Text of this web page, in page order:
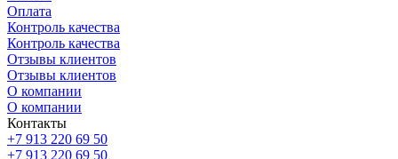
Оплата
Контроль качества
Контроль качества
Отзывы клиентов
Отзывы клиентов
О компании
О компании
Контакты
+7 913 220 69 50
+7 913 220 69 50